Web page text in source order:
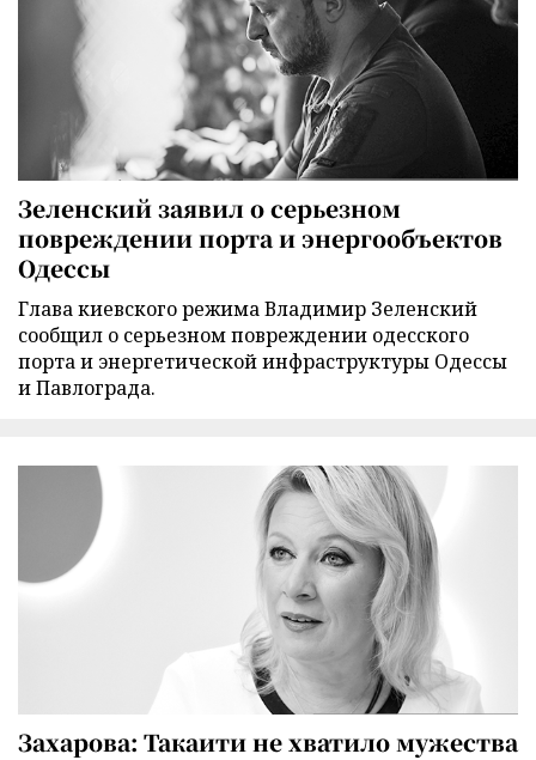
Зеленский заявил о серьезном
повреждении порта и энергообъектов
Одессы
Глава киевского режима Владимир Зеленский
сообщил о серьезном повреждении одесского
порта и энергетической инфраструктуры Одессы
и Павлограда.
Захарова: Такаити не хватило мужества